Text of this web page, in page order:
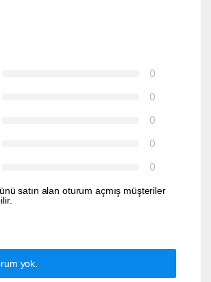
0
0
0
0
0
satın alan oturum açmış müşteriler
yok.